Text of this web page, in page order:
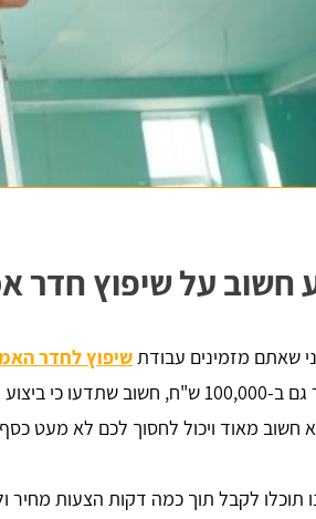
חשוב על שיפוץ חדר
שאתם מזמינים עבודתשיפוץ לחדר
ולהיגמר גם ב-100,000 ש"ח, חשוב
חשוב מאוד ויכול לחסוך לכם לא מעט
תוכלו לקבל תוך כמה דקות הצעות מחיר